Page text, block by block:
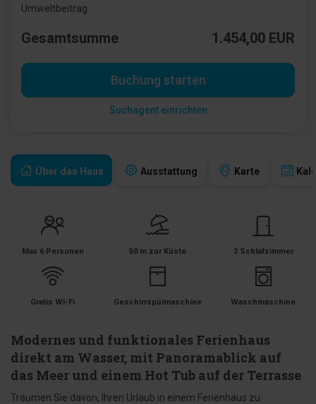
Über das Haus Ausstattung Karte
Max 6 Personen 50 m zur Küste 3 Schlafzimmer
Gratis Wi-Fi Geschirrspülmaschine Waschmaschine
Modernes und funktionales Ferienhaus
direkt am Wasser, mit Panoramablick auf
das Meer und einem Hot Tub auf der Terrasse
Träumen Sie davon, Ihren Urlaub in einem Ferienhaus zu
Umweltbeitrag
Gesamtsumme 1.454,00 EUR
Buchung starten
Suchagent einrichten